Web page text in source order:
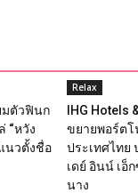
มตัวฟินก
“หวัง
นวตั้งชื่อ
Relax
IHG Hotels
ขยายพอร์ตโ
ประเทศไทย
เดย์ อินน์ เอ็
นาง